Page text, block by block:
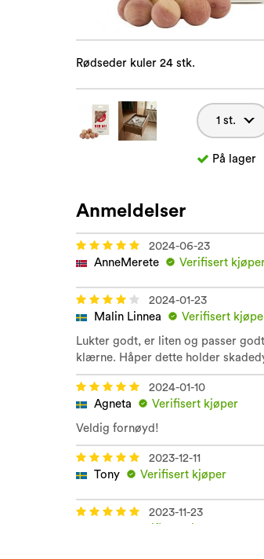
Rødseder kuler 24 stk.
På lager
Anmeldelser
2024-06-23
AnneMerete
Verifisert
2024-01-23
Malin Linnea
Verifisert
Lukter godt, er liten og passer
klærne. Håper dette holder
2024-01-10
Agneta
Verifisert kjøper
Veldig fornøyd!
2023-12-11
Tony
Verifisert kjøper
2023-11-23